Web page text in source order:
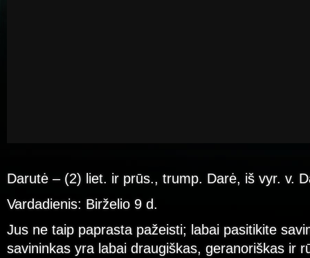
Darutė – (2) liet. ir prūs., trump. Darė, iš vyr. v.
Vardadienis: Birželio 9 d.
Jus ne taip paprasta pažeisti; labai pasitikite
savininkas yra labai draugiškas, geranoriškas ir